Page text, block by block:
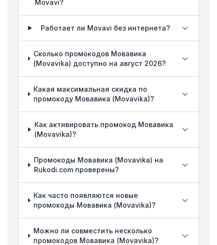
Movavi?
Работает ли Movavi без интернета?
Сколько промокодов Мовавика
(Movavika) доступно на август 2026?
Какая максимальная скидка по
промокоду Мовавика (Movavika)?
Как активировать промокод Мовавика
(Movavika)?
Промокоды Мовавика (Movavika) на
Rukodi.com проверены?
Как часто появляются новые
промокоды Мовавика (Movavika)?
Можно ли совместить несколько
промокодов Мовавика (Movavika)?